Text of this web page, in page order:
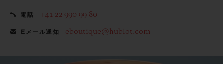
電話 +41 22 990 99 80
Eメール通知 eboutique@hublot.com